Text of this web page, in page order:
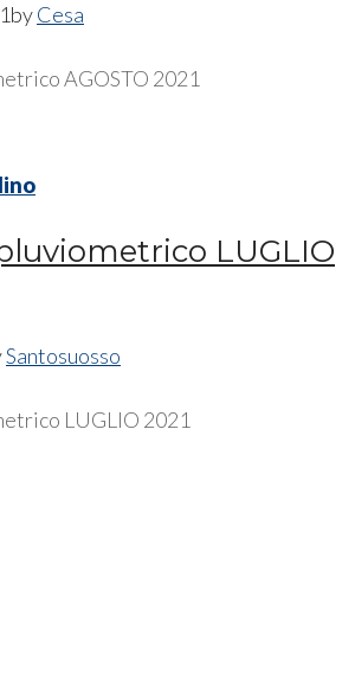
byCesa
AGOSTO 2021
LUGLIO
Santosuosso
LUGLIO 2021